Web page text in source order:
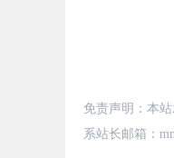
免责声明：本
系站长邮箱：